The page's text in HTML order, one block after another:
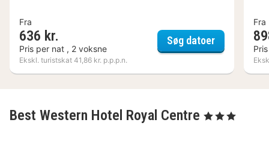
Fra
636 kr.
Pris per nat , 2 voksne
Ekskl. turistskat 41,86 kr. p.p.p.n.
Søg datoerHotel Villa
Fra
Best Western Hotel Royal Centre , 3 Stjerner